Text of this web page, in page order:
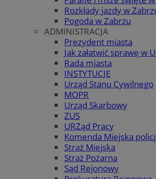
Rozkłady jazdy w
Pogoda w Zabrzu
ADMINISTRACJA
Prezydent miasta
Jak załatwić sprawę w
Rada miasta
INSTYTUCJE
Urząd Stanu Cywilnego
MOPR
Urząd Skarbowy
ZUS
URZąd Pracy
Komenda Miejska
Straż Miejska
Straż Pożarna
Sąd Rejonowy